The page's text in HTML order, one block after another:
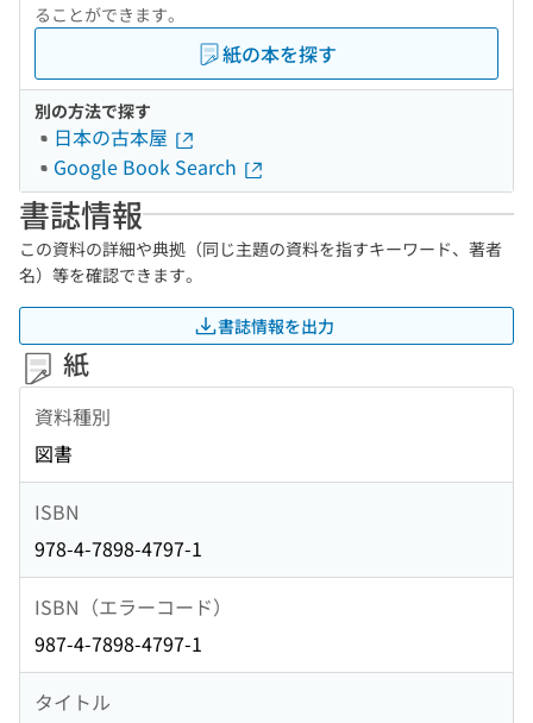
ることができます。
紙の本を探す
別の方法で探す
日本の古本屋
Google Book Search
書誌情報
この資料の詳細や典拠（同じ主題の資料を指すキーワード、著者
名）等を確認できます。
書誌情報を出力
紙
資料種別
図書
ISBN
978-4-7898-4797-1
ISBN（エラーコード）
987-4-7898-4797-1
タイトル